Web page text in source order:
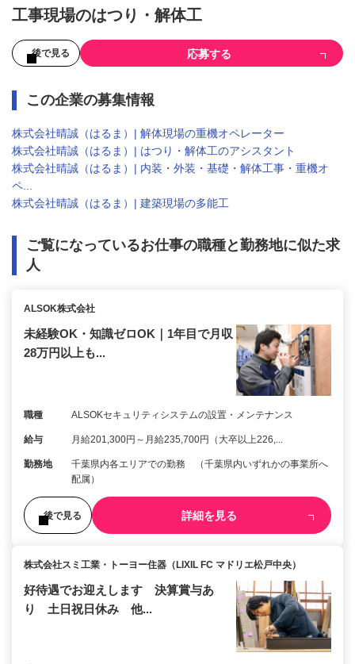
工事現場のはつり・解体工
後で見る 応募する
この企業の募集情報
株式会社晴誠（はるま）| 解体現場の重機オペレーター
株式会社晴誠（はるま）| はつり・解体工のアシスタント
株式会社晴誠（はるま）| 内装・外装・基礎・解体工事・重機オ
ペ...
株式会社晴誠（はるま）| 建築現場の多能工
ご覧になっているお仕事の職種と勤務地に似た求
人
ALSOK株式会社
未経験OK・知識ゼロOK｜1年目で月収
28万円以上も...
職種 ALSOKセキュリティシステムの設置・メンテナンス
給与 月給201,300円～月給235,700円（大卒以上226,...
勤務地
千葉県内各エリアでの勤務 （千葉県内いずれかの事業所へ
配属）
後で見る 詳細を見る
株式会社スミ工業・トーヨー住器（LIXIL FC マドリエ松戸中央）
好待遇でお迎えします 決算賞与あ
り 土日祝日休み 他...